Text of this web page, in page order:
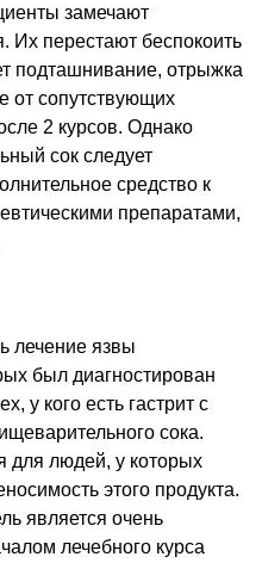
замечают
Их перестают беспокоить
подташнивание, отрыжка
от сопутствующих
2 курсов. Однако
сок следует
средство к
препаратами,
лечение язвы
был диагностирован
у кого есть гастрит с
сока.
для людей, у которых
этого продукта.
является очень
лечебного курса